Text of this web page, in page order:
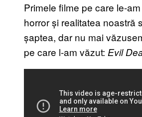
Primele filme pe care le-
horror și realitatea noastră
șaptea, dar nu mai
pe care l-am văzut: Evil